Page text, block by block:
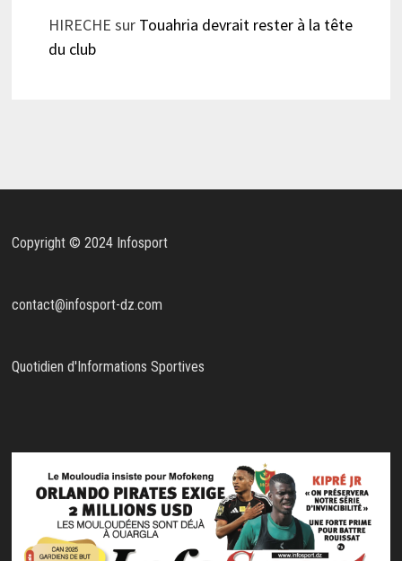
HIRECHE sur Touahria devrait rester à la tête
du club
Copyright © 2024 Infosport
contact@infosport-dz.com
Quotidien d'Informations Sportives